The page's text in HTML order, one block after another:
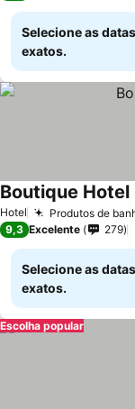
Selecione as
exatos.
Hotel Produtos de
Boutique
9,3 Excelente 279
Selecione as
exatos.
Escolha popular